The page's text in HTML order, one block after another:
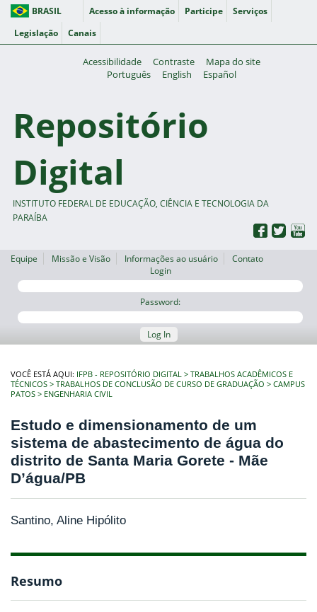
BRASIL Acesso à informação Participe
Serviços
Legislação
Canais
Acessibilidade Contraste
Mapa do site
Português
English Español
Repositório
Digital
INSTITUTO FEDERAL DE EDUCAÇÃO, CIÊNCIA E TECNOLOGIA DA
PARAÍBA
Equipe Missão e Visão Informações ao usuário
Contato
Login
Password:
Log In
VOCÊ ESTÁ AQUI: IFPB - REPOSITÓRIO DIGITAL
TRABALHOS ACADÊMICOS E
TÉCNICOS
TRABALHOS DE CONCLUSÃO DE CURSO DE GRADUAÇÃO
CAMPUS
PATOS
ENGENHARIA CIVIL
Estudo e dimensionamento de um
sistema de abastecimento de água do
distrito de Santa Maria Gorete - Mãe
D’água/PB
Santino, Aline Hipólito
Resumo